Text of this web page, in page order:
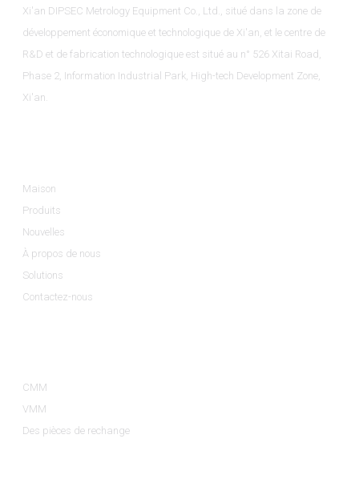
Xi'an DIPSEC Metrology Equipment Co., Ltd., situé dans la zone de
développement économique et technologique de Xi'an, et le centre de
R&D et de fabrication technologique est situé au n° 526 Xitai Road,
Phase 2, Information Industrial Park, High-tech Development Zone,
Xi'an.
Maison
Produits
Nouvelles
À propos de nous
Solutions
Contactez-nous
CMM
VMM
Des pièces de rechange